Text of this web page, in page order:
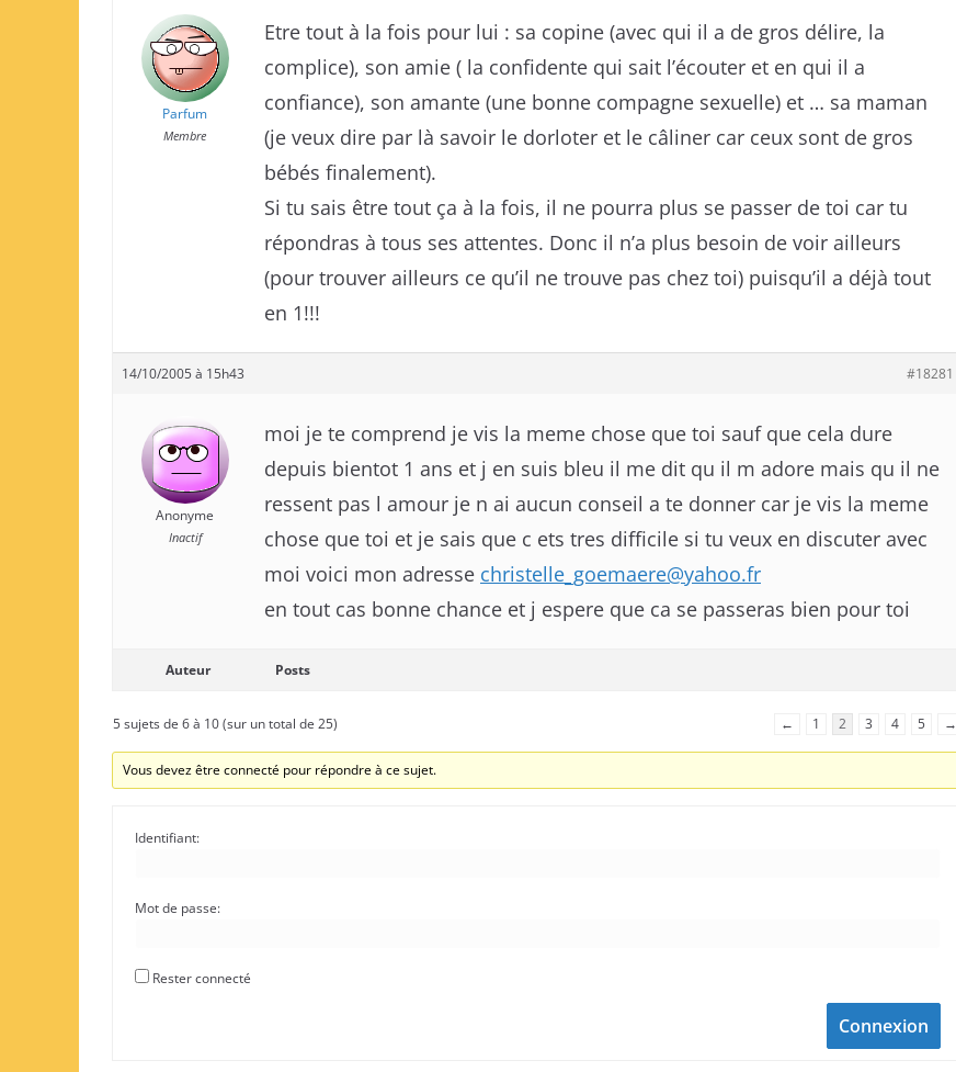
Parfum
Membre
Etre tout à la fois pour lui : sa copine (avec qui il a de gros délire, la
complice), son amie ( la confidente qui sait l’écouter et en qui il a
confiance), son amante (une bonne compagne sexuelle) et … sa maman
(je veux dire par là savoir le dorloter et le câliner car ceux sont de gros
bébés finalement).
Si tu sais être tout ça à la fois, il ne pourra plus se passer de toi car tu
répondras à tous ses attentes. Donc il n’a plus besoin de voir ailleurs
(pour trouver ailleurs ce qu’il ne trouve pas chez toi) puisqu’il a déjà tout
en 1!!!
14/10/2005 à 15h43 #18281
Anonyme
Inactif
moi je te comprend je vis la meme chose que toi sauf que cela dure
depuis bientot 1 ans et j en suis bleu il me dit qu il m adore mais qu il ne
ressent pas l amour je n ai aucun conseil a te donner car je vis la meme
chose que toi et je sais que c ets tres difficile si tu veux en discuter avec
moi voici mon adresse christelle_goemaere@yahoo.fr
en tout cas bonne chance et j espere que ca se passeras bien pour toi
Auteur Posts
5 sujets de 6 à 10 (sur un total de 25) ← 1 2 3 4 5 →
Vous devez être connecté pour répondre à ce sujet.
Identifiant:
Mot de passe:
Rester connecté
Connexion